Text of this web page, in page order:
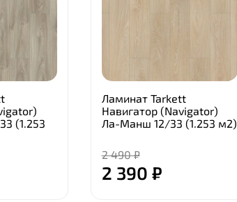
(1.253
Ламинат Tarkett
Навигатор (Navigator)
Ла-Манш 12/33 (1.253 м2)
2 490 ₽
2 390 ₽